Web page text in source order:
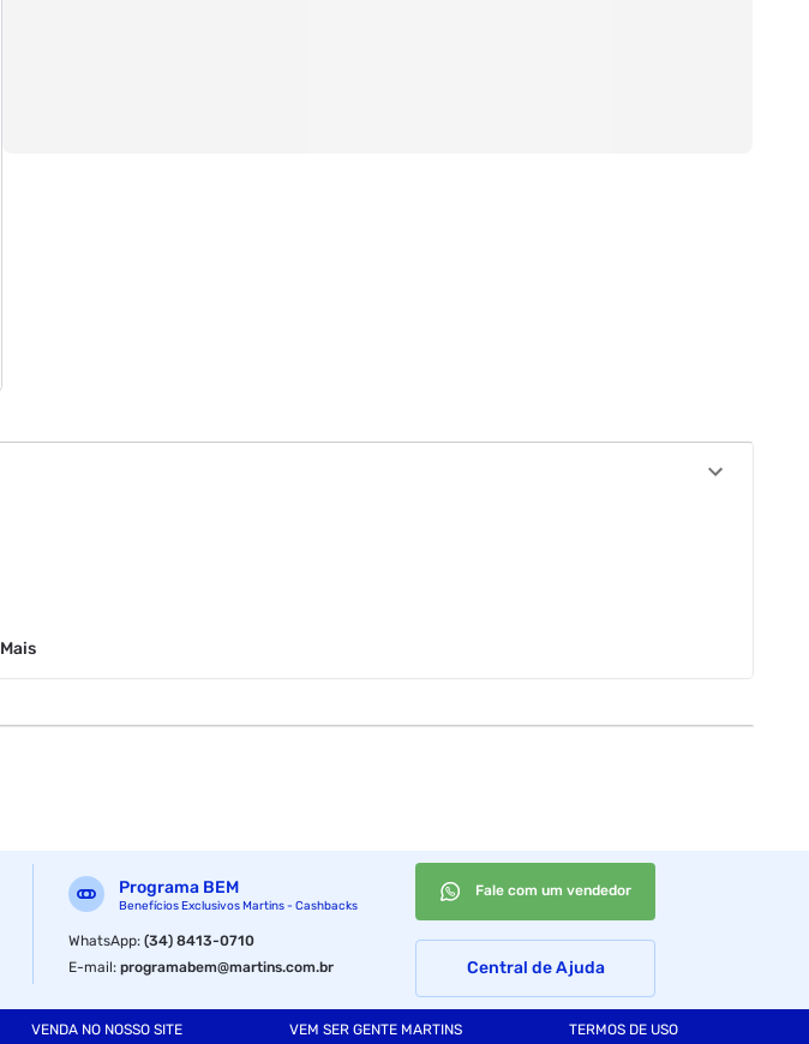
Mais
Programa BEM
Benefícios Exclusivos Martins - Cashbacks
WhatsApp:(34) 8413-0710
E-mail:programabem@martins.com.br
Fale com um vendedor
Central de Ajuda
VENDA NO NOSSO SITE VEM SER GENTE MARTINS TERMOS DE USO